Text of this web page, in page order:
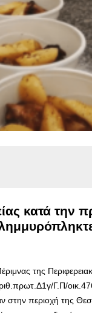
κατά την
της
Γ.Π/
στην περιοχή της